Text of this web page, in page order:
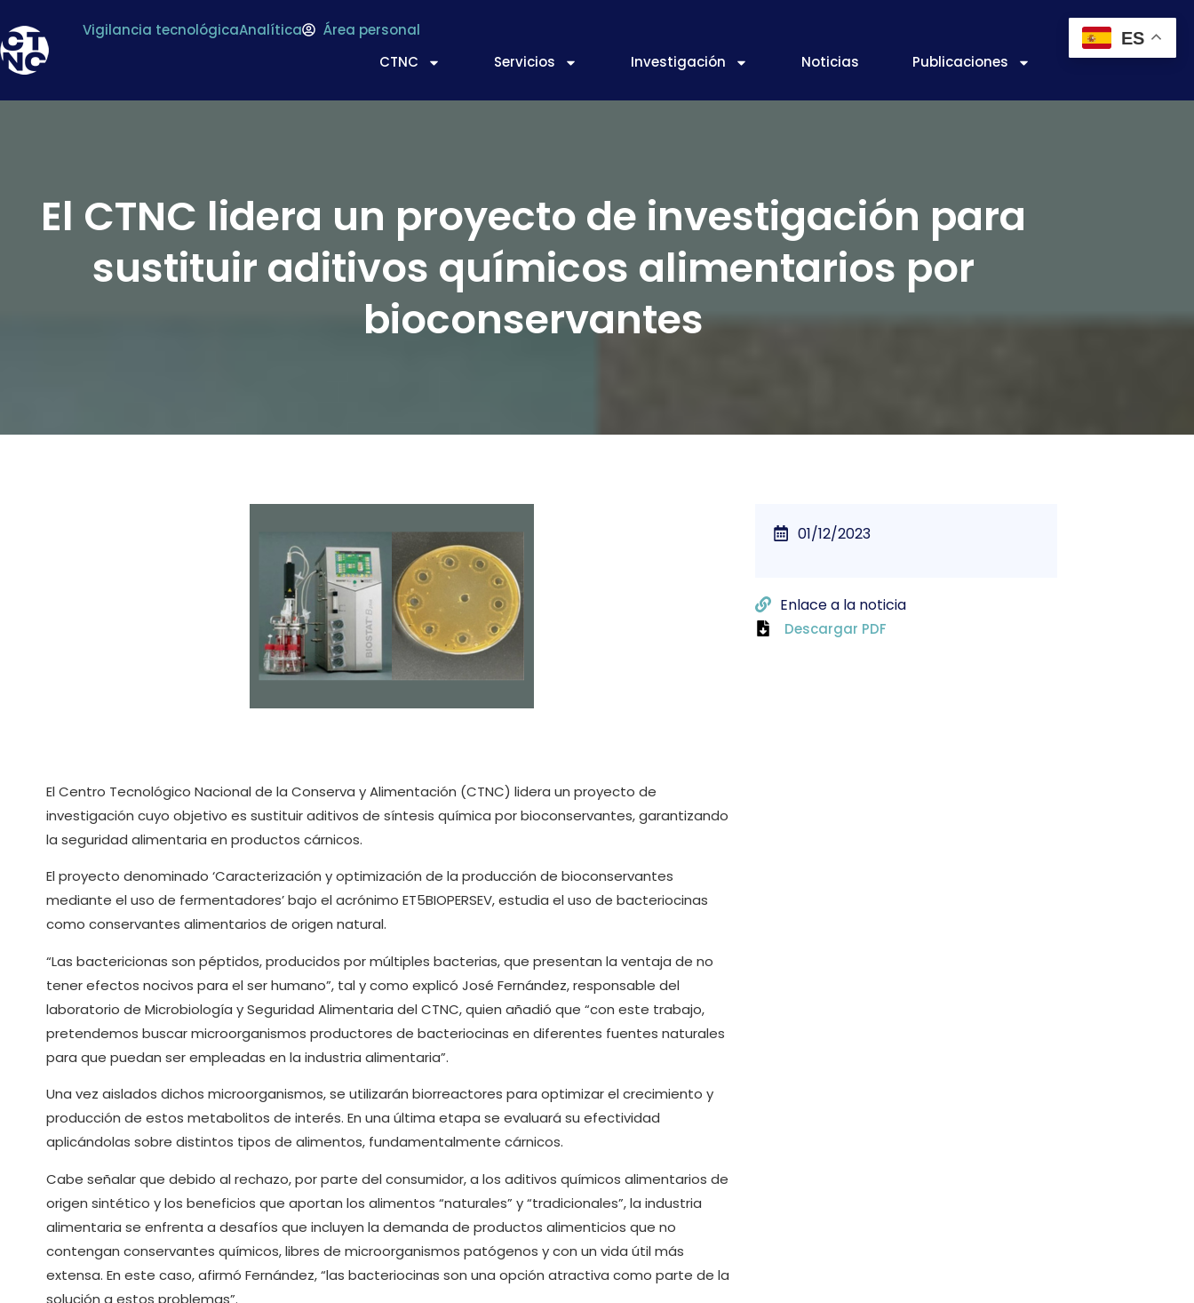
Vigilancia tecnológicaAnalítica
Área personal
CTNC
Servicios Investigación Noticias Publicaciones
El CTNC lidera un proyecto de investigación para
sustituir aditivos químicos alimentarios por
bioconservantes
El Centro Tecnológico Nacional de la Conserva y Alimentación (CTNC) lidera un proyecto de
investigación cuyo objetivo es sustituir aditivos de síntesis química por bioconservantes, garantizando
la seguridad alimentaria en productos cárnicos.
El proyecto denominado ‘Caracterización y optimización de la producción de bioconservantes
mediante el uso de fermentadores’ bajo el acrónimo ET5BIOPERSEV, estudia el uso de bacteriocinas
como conservantes alimentarios de origen natural.
“Las bactericionas son péptidos, producidos por múltiples bacterias, que presentan la ventaja de no
tener efectos nocivos para el ser humano”, tal y como explicó José Fernández, responsable del
laboratorio de Microbiología y Seguridad Alimentaria del CTNC, quien añadió que “con este trabajo,
pretendemos buscar microorganismos productores de bacteriocinas en diferentes fuentes naturales
para que puedan ser empleadas en la industria alimentaria”.
Una vez aislados dichos microorganismos, se utilizarán biorreactores para optimizar el crecimiento y
producción de estos metabolitos de interés. En una última etapa se evaluará su efectividad
aplicándolas sobre distintos tipos de alimentos, fundamentalmente cárnicos.
Cabe señalar que debido al rechazo, por parte del consumidor, a los aditivos químicos alimentarios de
origen sintético y los beneficios que aportan los alimentos “naturales” y “tradicionales”, la industria
alimentaria se enfrenta a desafíos que incluyen la demanda de productos alimenticios que no
contengan conservantes químicos, libres de microorganismos patógenos y con un vida útil más
extensa. En este caso, afirmó Fernández, “las bacteriocinas son una opción atractiva como parte de la
solución a estos problemas”.
01/12/2023
Enlace a la noticia
Descargar PDF
ES